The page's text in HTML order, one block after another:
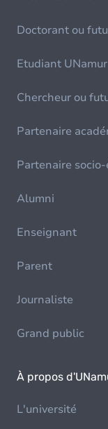
Doctorant ou
Etudiant UNamur
Chercheur ou
Partenaire
Partenaire
Alumni
Enseignant
Parent
Journaliste
Grand public
À propos
L'université